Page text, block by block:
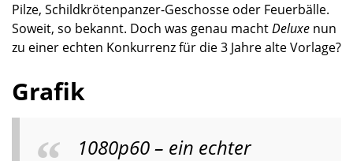
Pilze, Schildkrötenpanzer-Geschosse oder Feuerbälle.
Soweit, so bekannt. Doch was genau machtDeluxe nun
zu einer echten Konkurrenz für die 3 Jahre alte Vorlage?
Grafik
1080p60 – ein echter